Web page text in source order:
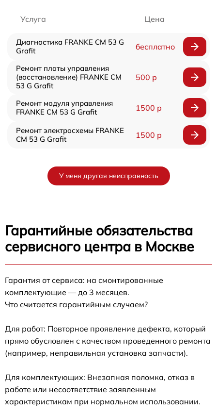
Услуга Цена
Диагностика FRANKE CM 53 G
Grafit
бесплатно
Ремонт платы управления
(восстановление) FRANKE CM
53 G Grafit
500 р
Ремонт модуля управления
FRANKE CM 53 G Grafit
1500 р
Ремонт электросхемы FRANKE
CM 53 G Grafit
1500 р
У меня другая неисправность
Гарантийные обязательства
сервисного центра в Москве
Гарантия от сервиса: на смонтированные
комплектующие — до 3 месяцев.
Что считается гарантийным случаем?
Для работ: Повторное проявление дефекта, который
прямо обусловлен с качеством проведенного ремонта
(например, неправильная установка запчасти).
Для комплектующих: Внезапная поломка, отказ в
работе или несоответствие заявленным
характеристикам при нормальном использовании.